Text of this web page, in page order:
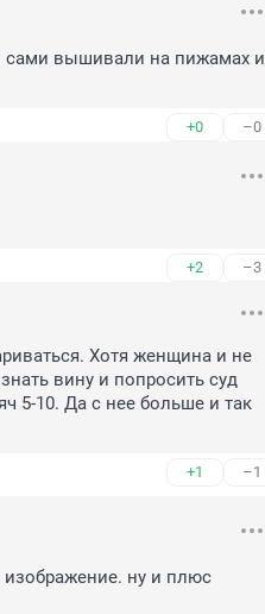
сами вышивали на пижамах и
+0 –0
+2 –3
Хотя женщина и не
вину и попросить суд
5-10. Да с нее больше и так
+1 –1
изображение. ну и плюс